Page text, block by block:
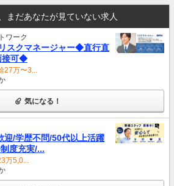
まだあなたが見ていない求人
ワーク
スクマネージャー◆直行直
接可◆
27万〜3...
気になる！
/学歴不問/50代以上活躍
度充実/...
5,0...